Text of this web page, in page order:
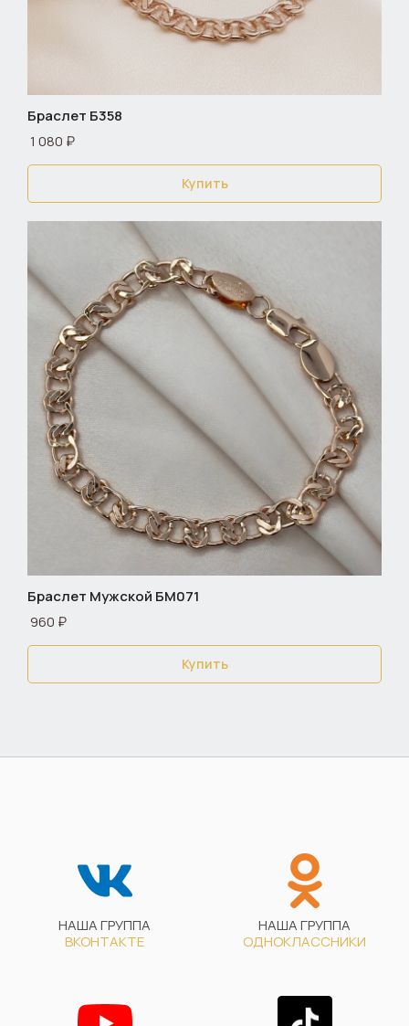
Браслет Б358
1 080 ₽
Купить
Браслет Мужской БМ071
960 ₽
Купить
НАША ГРУППА
ВКОНТАКТЕ
НАША ГРУППА
ОДНОКЛАССНИКИ